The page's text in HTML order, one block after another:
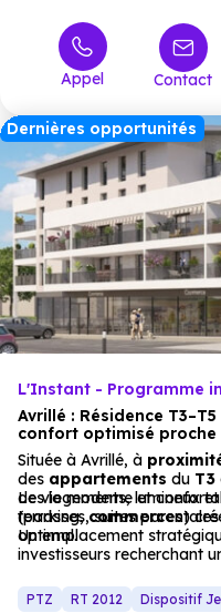
Appel Contact
Dernières opportunités
L'Instant - Programme
Avrillé : Résidence
confort optimisé
Située à Avrillé, à
des appartements du T3
de vie moderne et
(parking,commerces)
Les logements, lumineux
terrasses, suites
optimal.
Un emplacement
investisseurs recherchant
PTZ RT 2012 Dispositif